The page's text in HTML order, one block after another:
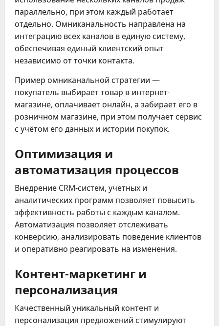
параллельно, при этом каждый работает
отдельно. Омниканальность направлена на
интеграцию всех каналов в единую систему,
обеспечивая единый клиентский опыт
независимо от точки контакта.
Пример омниканальной стратегии —
покупатель выбирает товар в интернет-
магазине, оплачивает онлайн, а забирает его в
розничном магазине, при этом получает сервис
с учётом его данных и истории покупок.
Оптимизация и
автоматизация процессов
Внедрение CRM-систем, учетных и
аналитических программ позволяет повысить
эффективность работы с каждым каналом.
Автоматизация позволяет отслеживать
конверсию, анализировать поведение клиентов
и оперативно реагировать на изменения.
Контент-маркетинг и
персонализация
Качественный уникальный контент и
персонализация предложений стимулируют